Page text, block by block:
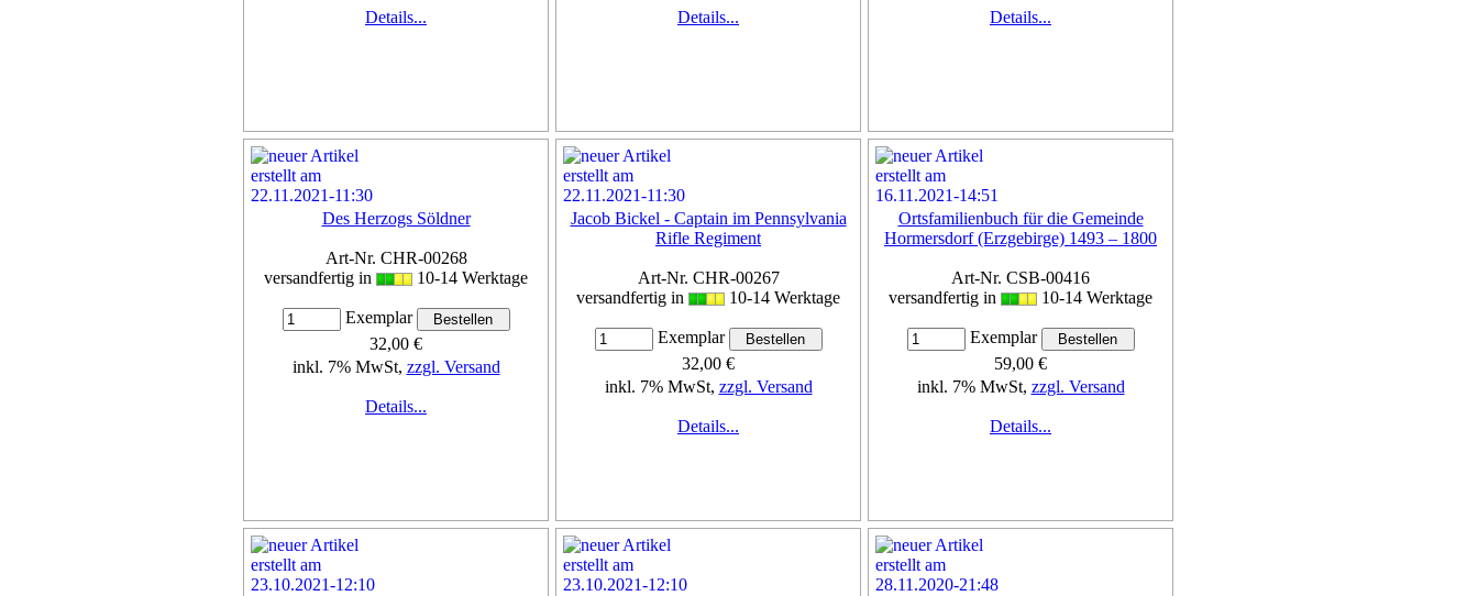
Details... Details... Details...
Des Herzogs Söldner
Art-Nr. CHR-00268
versandfertig in
10-14 Werktage
Exemplar
32,00 €
inkl. 7% MwSt, zzgl. Versand
Details...
Jacob Bickel - Captain im Pennsylvania
Rifle Regiment
Art-Nr. CHR-00267
versandfertig in
10-14 Werktage
Exemplar
32,00 €
inkl. 7% MwSt, zzgl. Versand
Details...
Ortsfamilienbuch für die Gemeinde
Hormersdorf (Erzgebirge) 1493 – 1800
Art-Nr. CSB-00416
versandfertig in
10-14 Werktage
Exemplar
59,00 €
inkl. 7% MwSt, zzgl. Versand
Details...